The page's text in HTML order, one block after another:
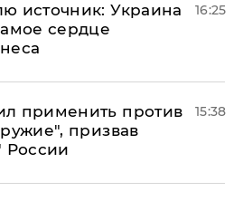
источник: Украина
сердце
16:25
применить против
призвав
России
15:38